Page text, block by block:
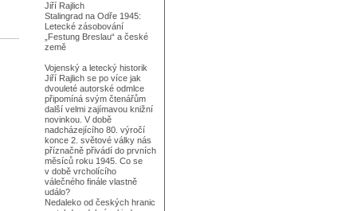
Jiří Rajlich
Stalingrad na Odře 1945:
Letecké zásobování
„Festung Breslau“ a české
země
Vojenský a letecký historik
Jiří Rajlich se po více jak
dvouleté autorské odmlce
připomíná svým čtenářům
další velmi zajímavou knižní
novinkou. V době
nadcházejícího 80. výročí
konce 2. světové války nás
příznačně přivádí do prvních
měsíců roku 1945. Co se
v době vrcholícího
válečného finále vlastně
událo?
Nedaleko od českých hranic